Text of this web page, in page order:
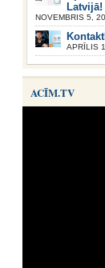
Latvijā!
NOVEMBRIS 5,
APRĪLIS
ACĪM.TV